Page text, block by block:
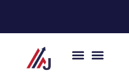
Przejdź
treści